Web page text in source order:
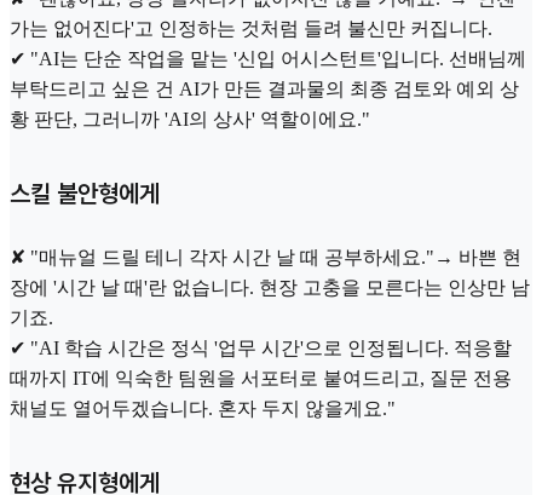
가는 없어진다'고 인정하는 것처럼 들려 불신만 커집니다.
✔ "AI는 단순 작업을 맡는 '신입 어시스턴트'입니다. 선배님께
부탁드리고 싶은 건 AI가 만든 결과물의 최종 검토와 예외 상
황 판단, 그러니까 'AI의 상사' 역할이에요."
스킬 불안형에게
✘ "매뉴얼 드릴 테니 각자 시간 날 때 공부하세요."→ 바쁜 현
장에 '시간 날 때'란 없습니다. 현장 고충을 모른다는 인상만 남
기죠.
✔ "AI 학습 시간은 정식 '업무 시간'으로 인정됩니다. 적응할
때까지 IT에 익숙한 팀원을 서포터로 붙여드리고, 질문 전용
채널도 열어두겠습니다. 혼자 두지 않을게요."
현상 유지형에게